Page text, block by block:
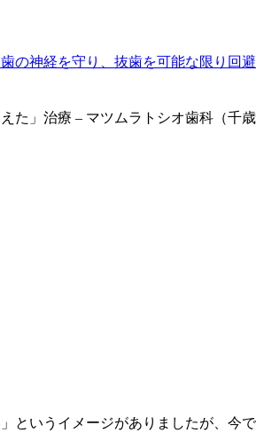
の神経を守り、抜歯を可能な限り回避
た」治療 – マツムラトシオ歯科（千歳
というイメージがありましたが、今で